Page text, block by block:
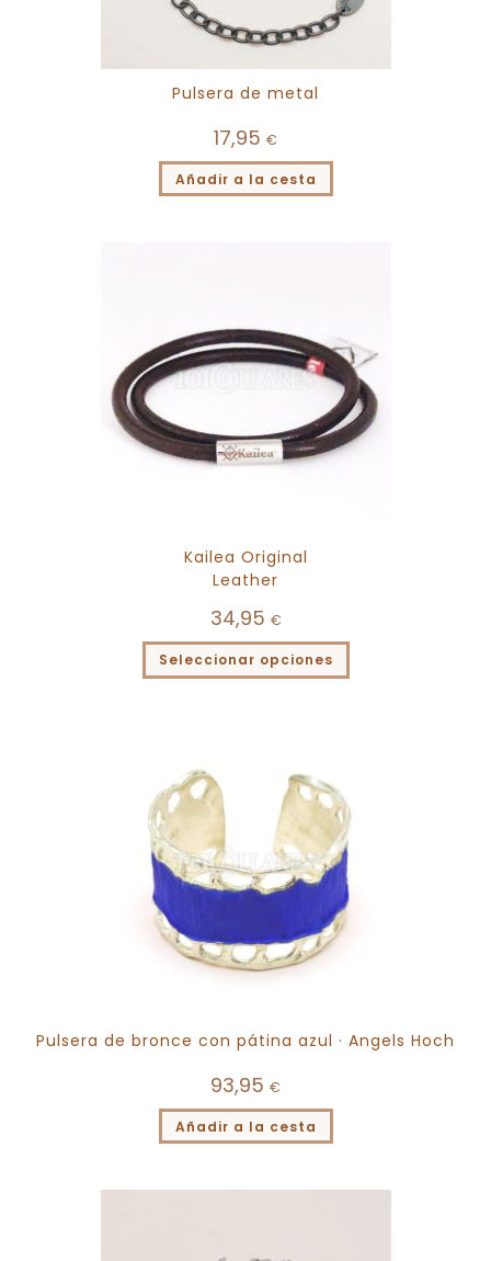
Pulsera de metal
17,95 €
Añadir a la cesta
Kailea Original
Leather
34,95 €
Seleccionar opciones
Pulsera de bronce con pátina azul · Angels Hoch
93,95 €
Añadir a la cesta